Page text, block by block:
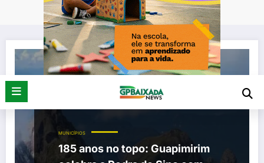
Página inicial Pedra do Sino
MUNICÍPIOS
185 anos no topo: Guapimirim